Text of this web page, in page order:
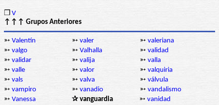
❒ V
↑↑↑ Grupos Anteriores
➳ Valentín ➳ valer ➳ valeriana
➳ valgo ➳ Valhalla ➳ validad
➳ validar ➳ valija ➳ valla
➳ valle ➳ valor ➳ valquiria
➳ vals ➳ valva ➳ válvula
➳ vampiro ➳ vanadio ➳ vandalismo
➳ Vanessa ✰ vanguardia ➳ vanidad